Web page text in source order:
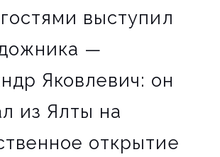
выступил
—
Яковлевич: он
из Ялты на
открытие